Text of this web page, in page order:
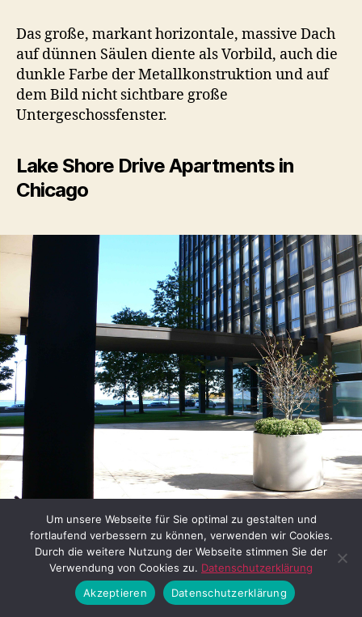
Das große, markant horizontale, massive Dach
auf dünnen Säulen diente als Vorbild, auch die
dunkle Farbe der Metallkonstruktion und auf
dem Bild nicht sichtbare große
Untergeschossfenster.
Lake Shore Drive Apartments in
Chicago
Bild 7: Lake Shore Drive Apartments in Chicago (van der
User / Lizenz siehe:flickr
Die Gestaltung der offenen
Erdgeschossbereiche war hier das Vorbild, mit
Um unsere Webseite für Sie optimal zu gestalten und
fortlaufend verbessern zu können, verwenden wir Cookies.
Durch die weitere Nutzung der Webseite stimmen Sie der
Verwendung von Cookies zu. Datenschutzerklärung
Akzeptieren
Datenschutzerklärung